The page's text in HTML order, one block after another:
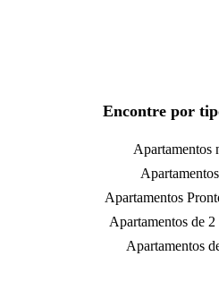
Encontre por
Apartamentos
Apartamentos
Apartamentos de
Apartamentos